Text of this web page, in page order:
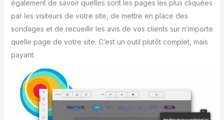
également de savoir quelles sont les pages les plus cliquées
par les visiteurs de votre site, de mettre en place des
sondages et de recueillir les avis de vos clients sur n’importe
quelle page de votre site. C’est un outil plutôt complet, mais
payant.